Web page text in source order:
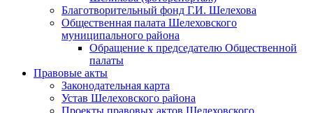
Благотворительный фонд Г.И. Шелехова
Общественная палата Шелеховского
муниципального района
Обращение к председателю Общественной
палаты
Правовые акты
Законодательная карта
Устав Шелеховского района
Проекты правовых актов Шелеховского